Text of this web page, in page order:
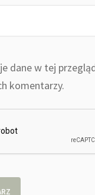
dane w tej
komentarzy.